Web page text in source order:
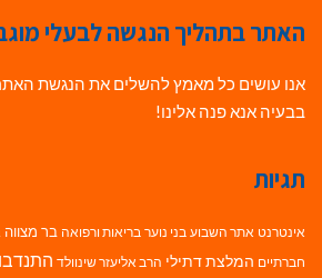
האתר בתהליך הנגשה לבעלי
אנו עושים כל מאמץ להשלים את הנגשת
בבעיה אנא פנה אלינו!
תגיות
אינטרנט אתר השבוע בני נוער בריאות ורפואה בר מצווה
חברתיים המלצת דתילי הרב אליעזר שינוולד